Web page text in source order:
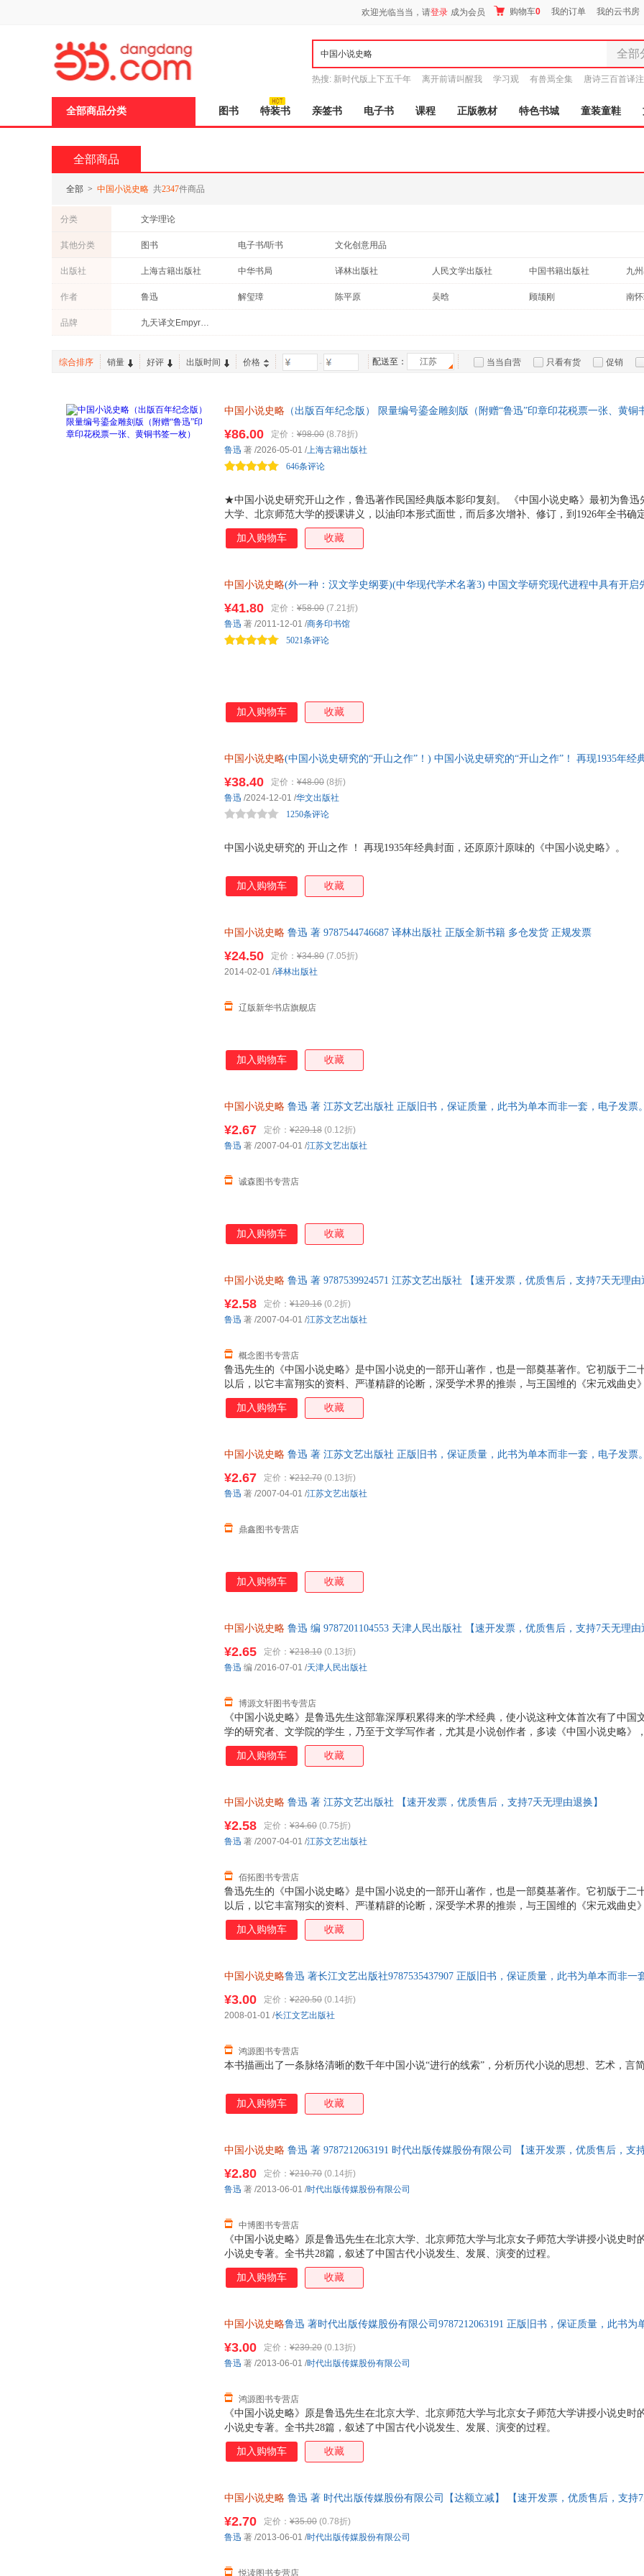
欢迎光临当当，请登录 成为会员 购物车0 我的订单 我的云书房
全部
全部分
图书
电子书
家居
服装
运动
食品
热搜: 新时代版上下五千年 离开前请叫醒我 学习观 有兽焉全集 唐诗三百首译注
全部商品分类 图书 特装书 亲签书 电子书 课程 正版教材 特色书城 童装童鞋
全部商品
全部 > 中国小说史略 共2347件商品
分类 文学理论
其他分类 图书 电子书/听书 文化创意用品
出版社 上海古籍出版社 中华书局 译林出版社 人民文学出版社 中国书籍出版社 九
商务印书馆
上海书店出版社 浙江人民出版社 时代文艺出版社 中国青年出版社 华文
北京联合出版公司 济南出版社 吉林人民出版社
中国三峡出版社
安徽大学出版社 文化发展出版社
山西人民出版社
当代世界出版社 百花文艺出版社 朝华出版社 新世界出版社 中国
光明日报出版社
江苏文艺出版社 长江文艺出版社
北京出版社 辽宁教育出版社
崇文书局
中国文联出版社 中国文史出版社 四川人民出版社 四川教育出版社
北岳文艺出版社 南京师范大学出版社 江苏人民出版社 汕头大学出版社 广
首都师范大学出版社
作者 鲁迅 解玺璋 陈平原 吴晗 顾颉刚 南
胡云翼
品牌 九天译文Empyrean Translation
综合排序 销量 好评 出版时间 价格 - 配送至： 江苏 当当自营 只看有货 促销
中国小说史略 （出版百年纪念版） 限量编号鎏金雕刻版（附赠“鲁迅”印章印花税票一张、黄铜
迅”印章印花税票、黄铜书签。一版一印限量2600套含收藏编号。
★中国小说史研究开山之作，鲁迅著作民国经典版本影印复刻。 《中国小说史略》最初为鲁迅
大学、北京师范大学的授课讲义，以油印本形式面世，而后多次增补、修订，到1926年全书确
新书局出版，后续又进行了文字与资料方面的完善。就出版历程而言，这本开辟了中国小说史
作，距今已有百年。本书以北新书局订正本的第十一印次，即鲁迅生前最后一版，进行影印复
计及鲁迅自制猫头鹰名章元素。 ★北京大学刘勇强教授作序诚挚推荐。 "1936年北新书局
¥86.00 定价： ¥98.00 (8.78折)
646条评论
鲁迅 著 /2026-05-01 /上海古籍出版社
加入购物车 收藏
中国小说史略(外一种：汉文学史纲要)(中华现代学术名著3) 中国文学研究现代进程中具有开启
¥41.80 定价： ¥58.00 (7.21折)
5021条评论
鲁迅 著 /2011-12-01 /商务印书馆
加入购物车 收藏
中国小说史略(中国小说史研究的“开山之作”！) 中国小说史研究的“开山之作”！ 再现1935年经
中国小说史研究的 开山之作 ！ 再现1935年经典封面，还原原汁原味的《中国小说史略》。
¥38.40 定价： ¥48.00 (8折)
1250条评论
鲁迅 /2024-12-01 /华文出版社
加入购物车 收藏
中国小说史略 鲁迅 著 9787544746687 译林出版社 正版全新书籍 多仓发货 正规发票
¥24.50 定价： ¥34.80 (7.05折)
辽版新华书店旗舰店
2014-02-01 /译林出版社
加入购物车 收藏
中国小说史略 鲁迅 著 江苏文艺出版社 正版旧书，保证质量，此书为单本而非一套，电子发票。
¥2.67 定价： ¥229.18 (0.12折)
诚森图书专营店
鲁迅 著 /2007-04-01 /江苏文艺出版社
加入购物车 收藏
中国小说史略 鲁迅 著 9787539924571 江苏文艺出版社 【速开发票，优质售后，支持7天无理由
鲁迅先生的《中国小说史略》是中国小说史的一部开山著作，也是一部奠基著作。它初版于二
以后，以它丰富翔实的资料、严谨精辟的论断，深受学术界的推崇，与王国维的《宋元戏曲史
俗文学史的经典著作。迄今近九十年，凡研究中国小说史的学人，仍把它作为一本主要的参考
书，想到鲁迅此书在治学精神方法方面，深有值得我们学习的地方。下面略述三点。 一、重视
理工作，这是《小说史略》写得内容扎实、功夫深厚的一个重要基础。鲁迅从191
¥2.58 定价： ¥129.16 (0.2折)
概念图书专营店
鲁迅 著 /2007-04-01 /江苏文艺出版社
加入购物车 收藏
中国小说史略 鲁迅 著 江苏文艺出版社 正版旧书，保证质量，此书为单本而非一套，电子发票。
¥2.67 定价： ¥212.70 (0.13折)
鼎鑫图书专营店
鲁迅 著 /2007-04-01 /江苏文艺出版社
加入购物车 收藏
中国小说史略 鲁迅 编 9787201104553 天津人民出版社 【速开发票，优质售后，支持7天无理由
《中国小说史略》是鲁迅先生这部靠深厚积累得来的学术经典，使小说这种文体首次有了中国
学的研究者、文学院的学生，乃至于文学写作者，尤其是小说创作者，多读《中国小说史略》
中先生甄选的文摘、包罗的掌故，当做知识读一读，也是大趣味。
¥2.65 定价： ¥218.10 (0.13折)
博源文轩图书专营店
鲁迅 编 /2016-07-01 /天津人民出版社
加入购物车 收藏
中国小说史略 鲁迅 著 江苏文艺出版社 【速开发票，优质售后，支持7天无理由退换】
鲁迅先生的《中国小说史略》是中国小说史的一部开山著作，也是一部奠基著作。它初版于二
以后，以它丰富翔实的资料、严谨精辟的论断，深受学术界的推崇，与王国维的《宋元戏曲史
俗文学史的经典著作。迄今近九十年，凡研究中国小说史的学人，仍把它作为一本主要的参考
书，想到鲁迅此书在治学精神方法方面，深有值得我们学习的地方。下面略述三点。 一、重视
理工作，这是《小说史略》写得内容扎实、功夫深厚的一个重要基础。鲁迅从191
¥2.58 定价： ¥34.60 (0.75折)
佰拓图书专营店
鲁迅 著 /2007-04-01 /江苏文艺出版社
加入购物车 收藏
中国小说史略鲁迅 著长江文艺出版社9787535437907 正版旧书，保证质量，此书为单本而非一
本书描画出了一条脉络清晰的数千年中国小说“进行的线索”，分析历代小说的思想、艺术，言
¥3.00 定价： ¥220.50 (0.14折)
鸿源图书专营店
2008-01-01 /长江文艺出版社
加入购物车 收藏
中国小说史略 鲁迅 著 9787212063191 时代出版传媒股份有限公司 【速开发票，优质售后，支
《中国小说史略》原是鲁迅先生在北京大学、北京师范大学与北京女子师范大学讲授小说史时
小说史专著。全书共28篇，叙述了中国古代小说发生、发展、演变的过程。
¥2.80 定价： ¥210.70 (0.14折)
中博图书专营店
鲁迅 著 /2013-06-01 /时代出版传媒股份有限公司
加入购物车 收藏
中国小说史略鲁迅 著时代出版传媒股份有限公司9787212063191 正版旧书，保证质量，此书为
《中国小说史略》原是鲁迅先生在北京大学、北京师范大学与北京女子师范大学讲授小说史时
小说史专著。全书共28篇，叙述了中国古代小说发生、发展、演变的过程。
¥3.00 定价： ¥239.20 (0.13折)
鸿源图书专营店
鲁迅 著 /2013-06-01 /时代出版传媒股份有限公司
加入购物车 收藏
中国小说史略 鲁迅 著 时代出版传媒股份有限公司【达额立减】 【速开发票，优质售后，支持7
¥2.70 定价： ¥35.00 (0.78折)
悦读图书专营店
鲁迅 著 /2013-06-01 /时代出版传媒股份有限公司
页